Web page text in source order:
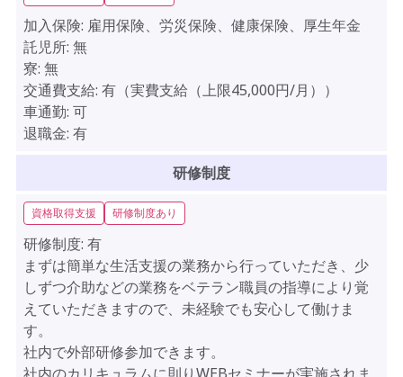
加入保険: 雇用保険、労災保険、健康保険、厚生年金
託児所: 無
寮: 無
交通費支給: 有（実費支給（上限45,000円/月））
車通勤: 可
退職金: 有
研修制度
資格取得支援 研修制度あり
研修制度: 有
まずは簡単な生活支援の業務から行っていただき、少
しずつ介助などの業務をベテラン職員の指導により覚
えていただきますので、未経験でも安心して働けま
す。
社内で外部研修参加できます。